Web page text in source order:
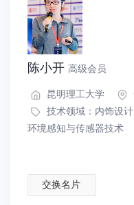
陈小开 高级会员
昆明理工大学
技术领域： 内饰设计
环境感知与传感器技术
交换名片